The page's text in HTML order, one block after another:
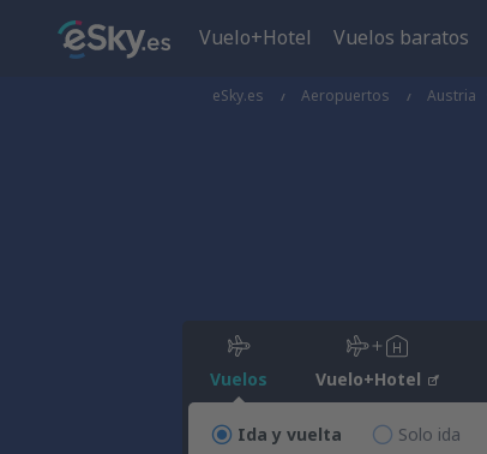
Vuelo+Hotel Vuelos baratos
eSky.es Aeropuertos Austria
Vuelos Vuelo+Hotel
Ida y vuelta Solo ida